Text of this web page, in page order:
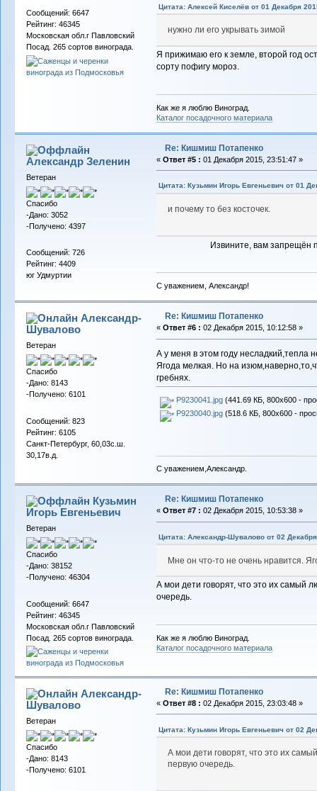
Сообщений: 6647
Рейтинг: 46345
Московская обл.г Павловский
Посад. 265 сортов винограда.
Цитата: Алексей Киселёв от 01 Декабря
нужно ли его укрывать зимой
Я прижимаю его к земле, второй год
сорту пофигу мороз.
Как же я люблю Виноград.
Каталог посадочного материала
Александр Зеленин
Ветеран
Спасибо
-Дано: 3052
-Получено: 4397
Сообщений: 726
Рейтинг: 4409
юг Удмуртии
Re: Кишмиш Потапенко
« Ответ #5 : 01 Декабря 2015, 23:51:47 »
Цитата: Кузьмин Игорь Евгеньевич от 01
и почему то без косточек.
Извините, вам запрещён
С уважением, Александр!
Александр-
Шувалово
Ветеран
Спасибо
-Дано: 8143
-Получено: 6101
Сообщений: 823
Рейтинг: 6105
Санкт-Петербург, 60,03с.ш.
30,17в.д.
Re: Кишмиш Потапенко
« Ответ #6 : 02 Декабря 2015, 10:12:58 »
А у меня в этом году несладкий,тепла
Ягода мелкая. Но на
гребнях.
P9230041.jpg(441.69 КБ, 800x600 -
P9230040.jpg(518.6 КБ, 800x600 -
С уважением,Александр.
Кузьмин
Игорь Евгеньевич
Ветеран
Спасибо
-Дано: 38152
-Получено: 46304
Сообщений: 6647
Рейтинг: 46345
Московская обл.г Павловский
Посад. 265 сортов винограда.
Re: Кишмиш Потапенко
« Ответ #7 : 02 Декабря 2015, 10:53:38 »
Цитата: Александр-Шувалово от 02
Мне он что-то не очень нравится.
А мои дети говорят, что это их самый
очередь.
Как же я люблю Виноград.
Каталог посадочного материала
Александр-
Шувалово
Ветеран
Спасибо
-Дано: 8143
-Получено: 6101
Re: Кишмиш Потапенко
« Ответ #8 : 02 Декабря 2015, 23:03:48 »
Цитата: Кузьмин Игорь Евгеньевич от 02
А мои дети говорят, что это их
первую очередь.